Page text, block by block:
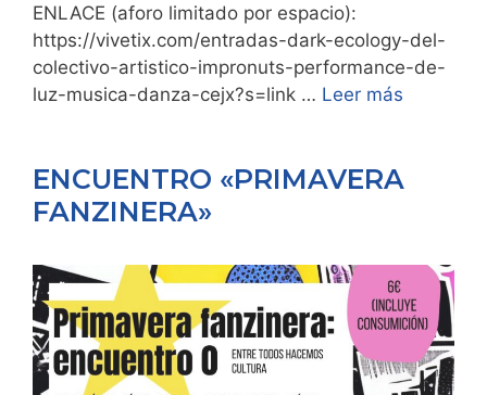
ENLACE (aforo limitado por espacio):
https://vivetix.com/entradas-dark-ecology-del-
colectivo-artistico-impronuts-performance-de-
luz-musica-danza-cejx?s=link … Leer más
ENCUENTRO «PRIMAVERA
FANZINERA»